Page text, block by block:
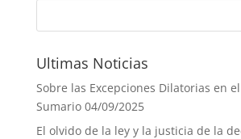
Ultimas Noticias
Sobre las Excepciones Dilatorias en
Sumario 04/09/2025
El olvido de la ley y la justicia de la